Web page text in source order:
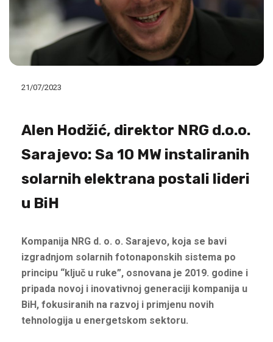
21/07/2023
Alen Hodžić, direktor NRG d.o.o.
Sarajevo: Sa 10 MW instaliranih
solarnih elektrana postali lideri
u BiH
Kompanija NRG d. o. o. Sarajevo, koja se bavi
izgradnjom solarnih fotonaponskih sistema po
principu “ključ u ruke”, osnovana je 2019. godine i
pripada novoj i inovativnoj generaciji kompanija u
BiH, fokusiranih na razvoj i primjenu novih
tehnologija u energetskom sektoru.